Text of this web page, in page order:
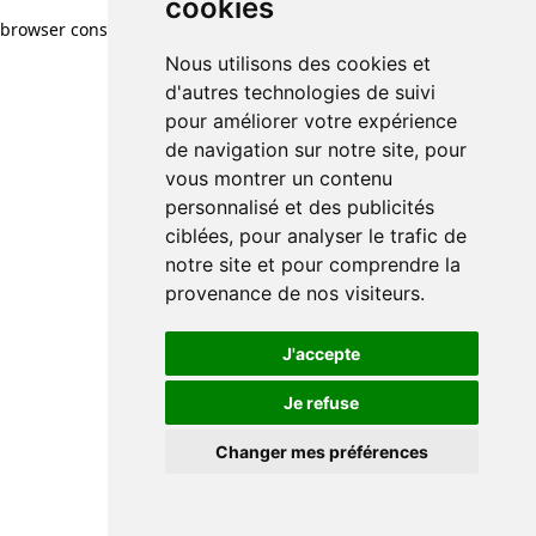
cookies
Nous utilisons des cookies et
d'autres technologies de suivi
pour améliorer votre expérience
de navigation sur notre site, pour
vous montrer un contenu
personnalisé et des publicités
ciblées, pour analyser le trafic de
notre site et pour comprendre la
provenance de nos visiteurs.
J'accepte
Je refuse
Changer mes préférences
browser console for more information)